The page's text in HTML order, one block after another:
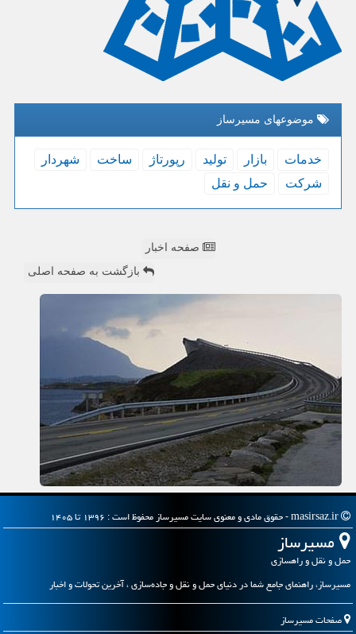
موضوعهای مسیرساز
خدمات بازار تولید رپورتاژ ساخت
شهردار
شركت
حمل و نقل
صفحه اخبار
بازگشت به صفحه اصلی
مسیرساز
حمل و نقل و راهسازی
مسیرساز، راهنمای جامع شما در دنیای حمل و نقل و جاده‌سازی ، آخرین تحولات و اخبار
صفحات مسیرساز